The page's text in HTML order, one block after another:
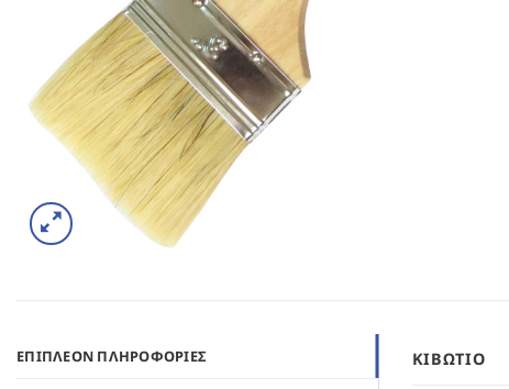
ΕΠΙΠΛΈΟΝ ΠΛΗΡΟΦΟΡΊΕΣ ΚΙΒΏΤΙΟ